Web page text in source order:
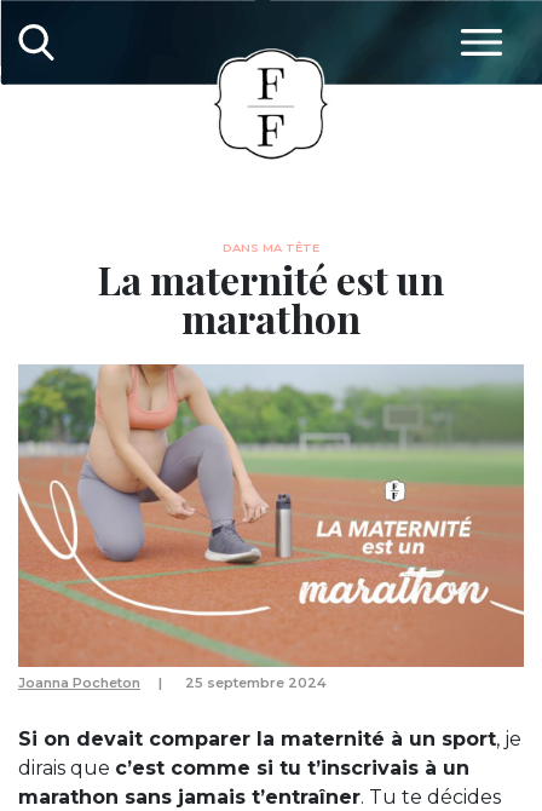
DANS MA TÊTE
La maternité est un
marathon
Joanna Pocheton 25 septembre 2024
Si on devait comparer la maternité à un sport, je
dirais que c’est comme si tu t’inscrivais à un
marathon sans jamais t’entraîner. Tu te décides